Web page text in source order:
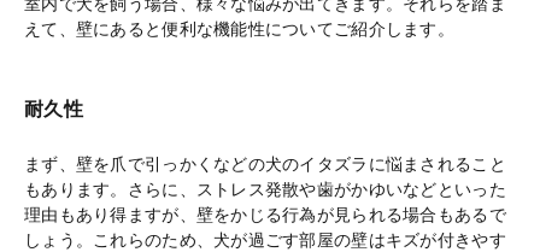
えて、壁にあると便利な機能性についてご紹介します。
耐久性
まず、壁を爪で引っかくなどの犬のイタズラに悩まされること
もあります。さらに、ストレス発散や歯がかゆいなどといった
理由もあり得ますが、壁をかじる行為が見られる場合もあるで
しょう。これらのため、犬が過ごす部屋の壁はキズが付きやす